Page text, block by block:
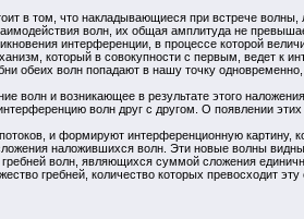
в том, что накладывающиеся при встрече волны,
волн, их общая амплитуда не
интерференции, в процессе которой
который в совокупности с первым, ведет к
обеих волн попадают в нашу точку
волн и возникающее в результате этого
волн друг с другом. О появлении
и формируют интерференционную картину,
наложившихся волн. Эти новые волны
волн, являющихся суммой сложения
гребней, количество которых превосходит